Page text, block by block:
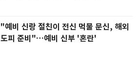
"예비 신랑 절친이 전신 먹물 문신, 해외
도피 준비"…예비 신부 '혼란'